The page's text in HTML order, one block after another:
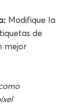
Modifique la
de
mejor